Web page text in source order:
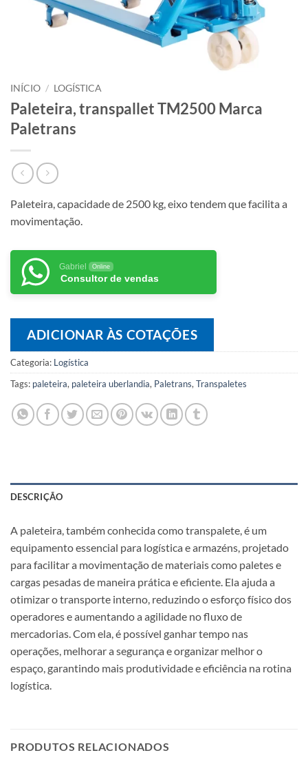
INÍCIO / LOGÍSTICA
Paleteira, transpallet TM2500 Marca
Paletrans
Paleteira, capacidade de 2500 kg, eixo tendem que facilita a
movimentação.
Gabriel Online
Consultor de vendas
ADICIONAR ÀS COTAÇÕES
Categoria: Logística
Tags: paleteira, paleteira uberlandia, Paletrans,Transpaletes
DESCRIÇÃO
A paleteira, também conhecida como transpalete, é um
equipamento essencial para logística e armazéns, projetado
para facilitar a movimentação de materiais como paletes e
cargas pesadas de maneira prática e eficiente. Ela ajuda a
otimizar o transporte interno, reduzindo o esforço físico dos
operadores e aumentando a agilidade no fluxo de
mercadorias. Com ela, é possível ganhar tempo nas
operações, melhorar a segurança e organizar melhor o
espaço, garantindo mais produtividade e eficiência na rotina
logística.
PRODUTOS RELACIONADOS